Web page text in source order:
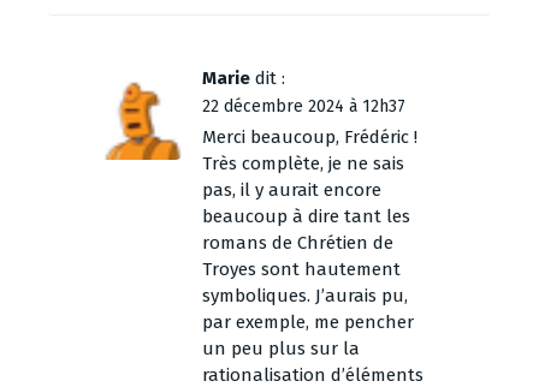
Marie dit :
22 décembre 2024 à 12h37
Merci beaucoup, Frédéric !
Très complète, je ne sais
pas, il y aurait encore
beaucoup à dire tant les
romans de Chrétien de
Troyes sont hautement
symboliques. J’aurais pu,
par exemple, me pencher
un peu plus sur la
rationalisation d’éléments